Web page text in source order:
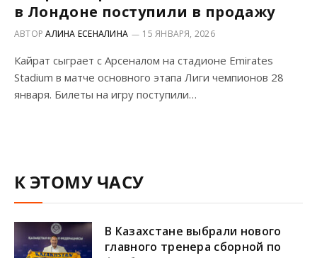
в Лондоне поступили в продажу
АВТОРАЛИНА ЕСЕНАЛИНА 15 ЯНВАРЯ, 2026
Кайрат сыграет с Арсеналом на стадионе Emirates
Stadium в матче основного этапа Лиги чемпионов 28
января. Билеты на игру поступили…
К ЭТОМУ ЧАСУ
В Казахстане выбрали нового
главного тренера сборной по